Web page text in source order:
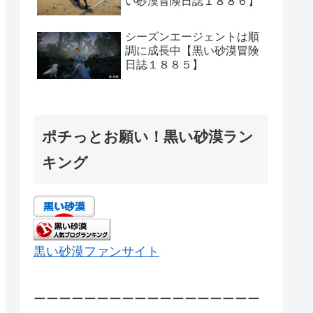
シーズンエージェントは順
調に成長中【黒い砂漠冒険
日誌１８８５】
ポチっとお願い！黒い砂漠ラン
キング
黒い砂漠ファンサイト
ーーーーーーーーーーーーーーーーーー